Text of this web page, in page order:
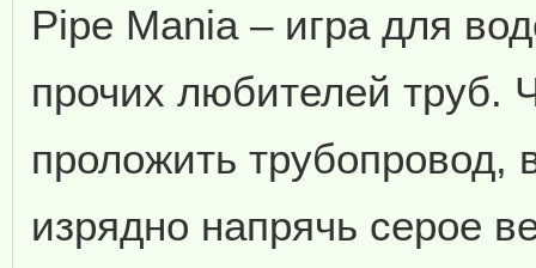
Pipe Mania – игра для
прочих любителей труб.
проложить трубопровод,
изрядно напрячь серое